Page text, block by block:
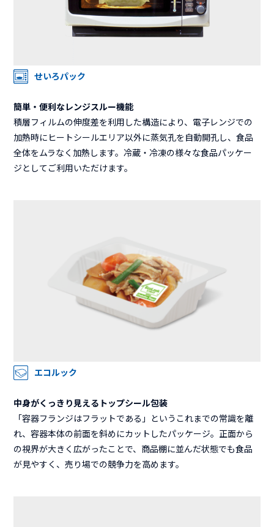
せいろパック
簡単・便利なレンジスルー機能
積層フィルムの伸度差を利用した構造により、電子レンジでの
加熱時にヒートシールエリア以外に蒸気孔を自動開孔し、食品
全体をムラなく加熱します。冷蔵・冷凍の様々な食品パッケー
ジとしてご利用いただけます。
エコルック
中身がくっきり見えるトップシール包装
「容器フランジはフラットである」というこれまでの常識を離
れ、容器本体の前面を斜めにカットしたパッケージ。正面から
の視界が大きく広がったことで、商品棚に並んだ状態でも食品
が見やすく、売り場での競争力を高めます。